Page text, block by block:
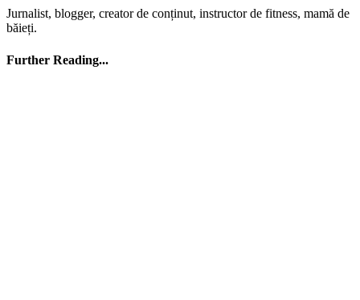
Jurnalist, blogger, creator de conținut, instructor de fitness, mamă de
băieți.
Further Reading...